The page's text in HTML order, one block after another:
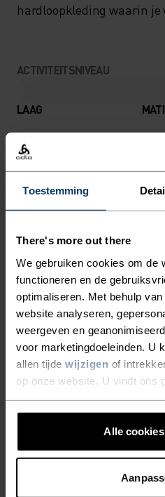
Toestemming
There's more out there
We gebruiken cookies om de
functioneren en de
optimaliseren. Met behulp
website analyseren,
weergeven en
voor marketingdoeleinden. U
allen tijde wijzigen of
op onze website. U vindt ons
Alle
hardloopkleding waarin je
ACTIVITEITSNIVEAU
LAAG
Hardlopen
POLYESTER & ELASTAAN
Dit materiaal combineert de
en de vochtafvoerende
de flexibiliteit en rekbaarheid
Een materiaal waarin je vrij
TEMPERATUUR CONTROLE
WARM
Zeer functionele en
functioneel ondergoed